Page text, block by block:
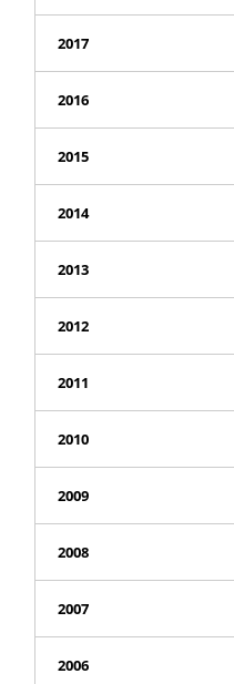
2017
2016
2015
2014
2013
2012
2011
2010
2009
2008
2007
2006